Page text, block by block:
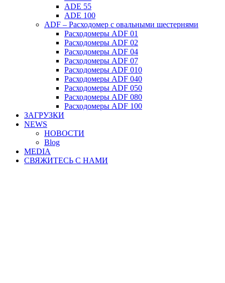
ADE 55
ADE 100
ADF – Расходомер с овальными шестернями
Расходомеры ADF 01
Расходомеры ADF 02
Расходомеры ADF 04
Расходомеры ADF 07
Расходомеры ADF 010
Расходомеры ADF 040
Расходомеры ADF 050
Расходомеры ADF 080
Расходомеры ADF 100
ЗАГРУЗКИ
NEWS
НОВОСТИ
Blog
MEDIA
СВЯЖИТЕСЬ С НАМИ